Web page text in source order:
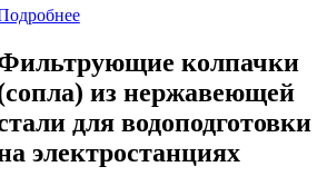
колпачки
из нержавеющей
для водоподготовки
электростанциях